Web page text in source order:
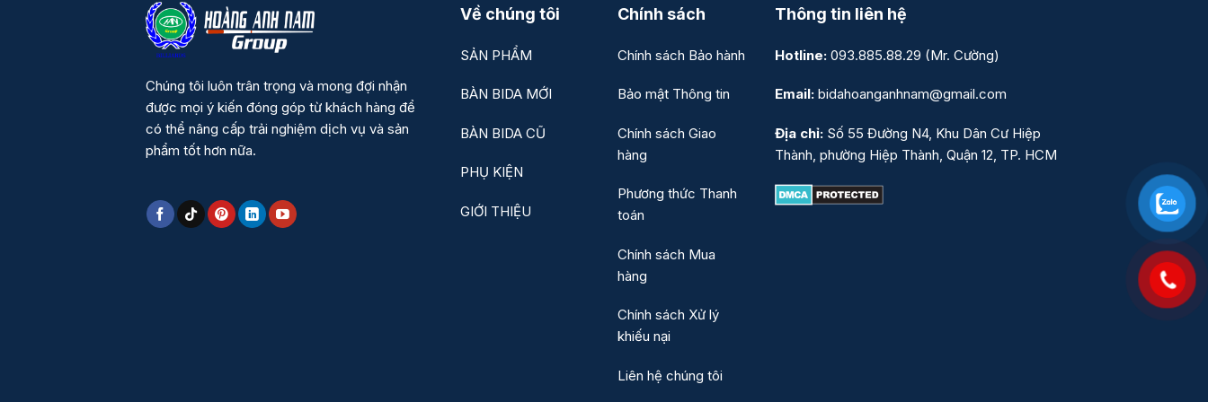
Chúng tôi luôn trân trọng và mong đợi nhận
được mọi ý kiến đóng góp từ khách hàng để
có thể nâng cấp trải nghiệm dịch vụ và sản
phẩm tốt hơn nữa.
Về chúng tôi
SẢN PHẨM
BÀN BIDA MỚI
BÀN BIDA CŨ
PHỤ KIỆN
GIỚI THIỆU
Chính sách
Chính sách Bảo hành
Bảo mật Thông tin
Chính sách Giao
hàng
Phương thức Thanh
toán
Chính sách Mua
hàng
Chính sách Xử lý
khiếu nại
Liên hệ chúng tôi
Thông tin liên hệ
Hotline: 093.885.88.29 (Mr. Cường)
Email: bidahoanganhnam@gmail.com
Địa chỉ: Số 55 Đường N4, Khu Dân Cư Hiệp
Thành, phường Hiệp Thành, Quận 12, TP. HCM